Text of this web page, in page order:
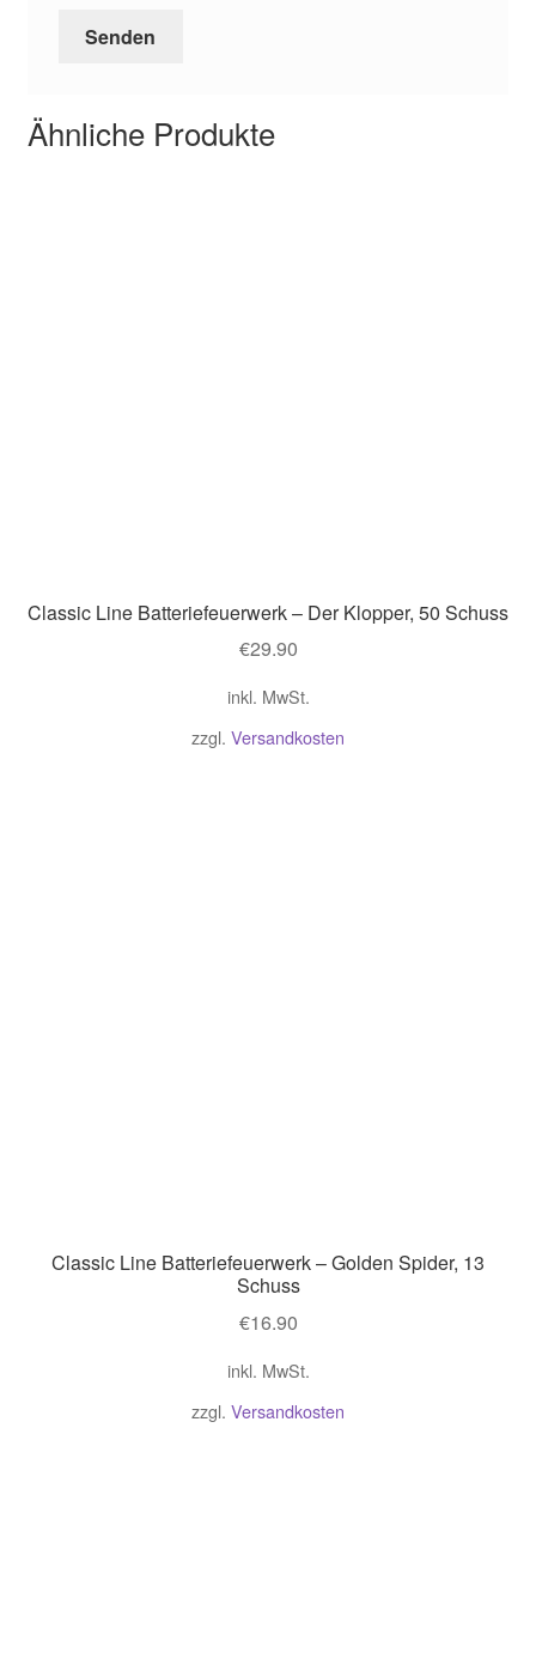
Ähnliche Produkte
Classic Line Batteriefeuerwerk – Der Klopper, 50 Schuss
€29.90
inkl. MwSt.
zzgl. Versandkosten
Classic Line Batteriefeuerwerk – Golden Spider, 13
Schuss
€16.90
inkl. MwSt.
zzgl. Versandkosten